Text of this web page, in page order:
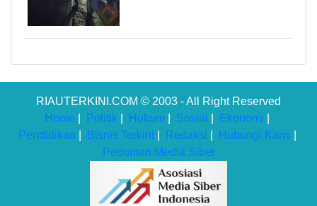
RIAUTERKINI.COM © 2003 - All Right Reserved
Home
Politik Hukum Sosial Ekonomi
Pendidikan
Bisnis Terkini Redaksi Hubungi Kami
Pedoman Media Siber